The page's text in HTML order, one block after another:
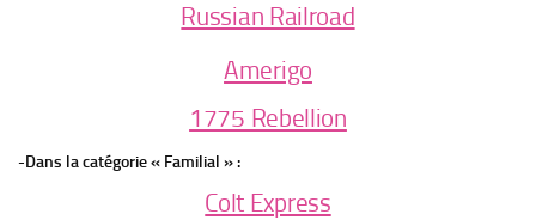
Russian Railroad
Amerigo
1775 Rebellion
-Dans la catégorie « Familial » :
Colt Express